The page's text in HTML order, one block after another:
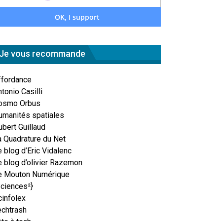
Je vous recommande
Casilli
Orbus
spatiales
Guillaud
Quadrature du Net
blog d’Eric Vidalenc
blog d’olivier Razemon
Mouton Numérique